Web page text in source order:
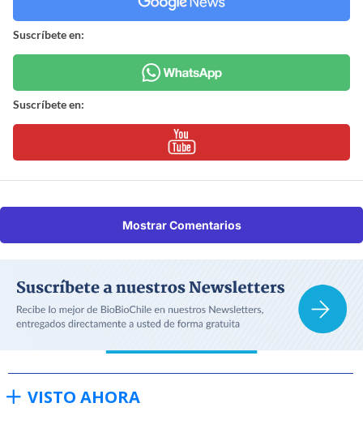
Suscríbete en:
Suscríbete en:
Mostrar Comentarios
VISTO AHORA